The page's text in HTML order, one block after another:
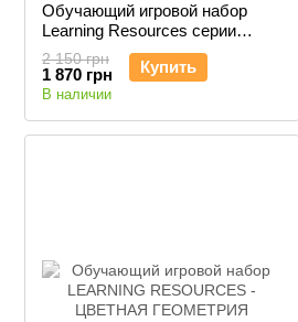
Обучающий игровой набор
Learning Resources серии
Numberblocks - Весы
Blockzee™
2 150 грн
1 870 грн Купить
В наличии